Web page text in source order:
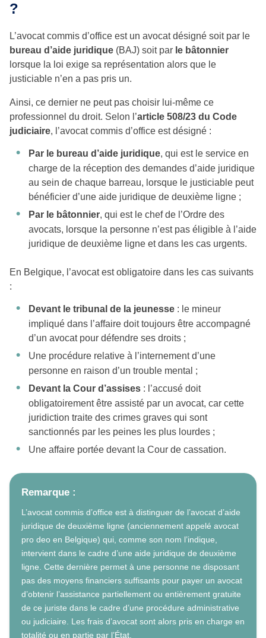
?
L’avocat commis d’office est un avocat désigné soit par le
bureau d’aide juridique (BAJ) soit par le bâtonnier
lorsque la loi exige sa représentation alors que le
justiciable n’en a pas pris un.
Ainsi, ce dernier ne peut pas choisir lui-même ce
professionnel du droit. Selon l’article 508/23 du Code
judiciaire, l’avocat commis d’office est désigné :
Par le bureau d’aide juridique, qui est le service en
charge de la réception des demandes d’aide juridique
au sein de chaque barreau, lorsque le justiciable peut
bénéficier d’une aide juridique de deuxième ligne ;
Par le bâtonnier, qui est le chef de l’Ordre des
avocats, lorsque la personne n’est pas éligible à l’aide
juridique de deuxième ligne et dans les cas urgents.
En Belgique, l’avocat est obligatoire dans les cas suivants
:
Devant le tribunal de la jeunesse : le mineur
impliqué dans l’affaire doit toujours être accompagné
d’un avocat pour défendre ses droits ;
Une procédure relative à l’internement d’une
personne en raison d’un trouble mental ;
Devant la Cour d’assises : l’accusé doit
obligatoirement être assisté par un avocat, car cette
juridiction traite des crimes graves qui sont
sanctionnés par les peines les plus lourdes ;
Une affaire portée devant la Cour de cassation.
Remarque :
L’avocat commis d’office est à distinguer de l’avocat d’aide
juridique de deuxième ligne (anciennement appelé avocat
pro deo en Belgique) qui, comme son nom l’indique,
intervient dans le cadre d’une aide juridique de deuxième
ligne. Cette dernière permet à une personne ne disposant
pas des moyens financiers suffisants pour payer un avocat
d’obtenir l’assistance partiellement ou entièrement gratuite
de ce juriste dans le cadre d’une procédure administrative
ou judiciaire. Les frais d’avocat sont alors pris en charge en
totalité ou en partie par l’État.